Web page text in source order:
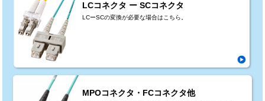
LCコネクタ ー SCコネクタ
LCーSCの変換が必要な場合はこちら。
MPOコネクタ・FCコネクタ他